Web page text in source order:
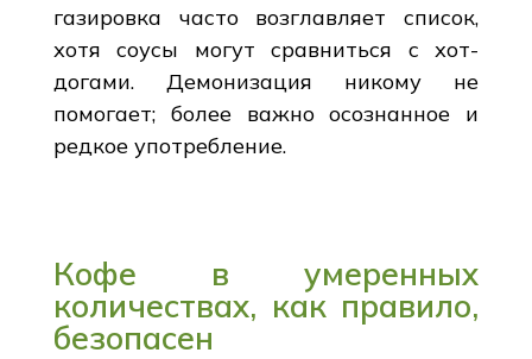
газировка часто возглавляет список,
хотя соусы могут сравниться с хот-
догами. Демонизация никому не
помогает; более важно осознанное и
редкое употребление.
Кофе в умеренных
количествах, как правило,
безопасен